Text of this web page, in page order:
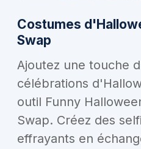
Costumes
Swap
Ajoutez une touche
célébrations
outil Funny
Swap. Créez des
effrayants en